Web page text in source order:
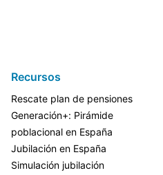
Recursos
Rescate plan de pensiones
Generación+: Pirámide
poblacional en España
Jubilación en España
Simulación jubilación